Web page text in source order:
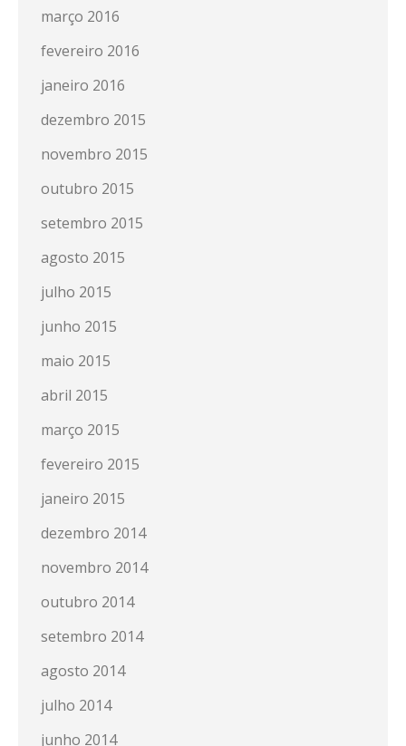
março 2016
fevereiro 2016
janeiro 2016
dezembro 2015
novembro 2015
outubro 2015
setembro 2015
agosto 2015
julho 2015
junho 2015
maio 2015
abril 2015
março 2015
fevereiro 2015
janeiro 2015
dezembro 2014
novembro 2014
outubro 2014
setembro 2014
agosto 2014
julho 2014
junho 2014